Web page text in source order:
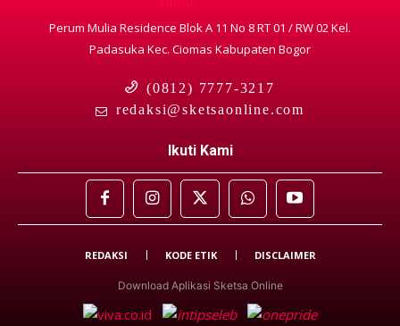
Perum Mulia Residence Blok A 11 No 8 RT 01 / RW 02 Kel.
Padasuka Kec. Ciomas Kabupaten Bogor
(0812) 7777-3217
redaksi@sketsaonline.com
Ikuti Kami
REDAKSI KODE ETIK DISCLAIMER
Download Aplikasi Sketsa Online